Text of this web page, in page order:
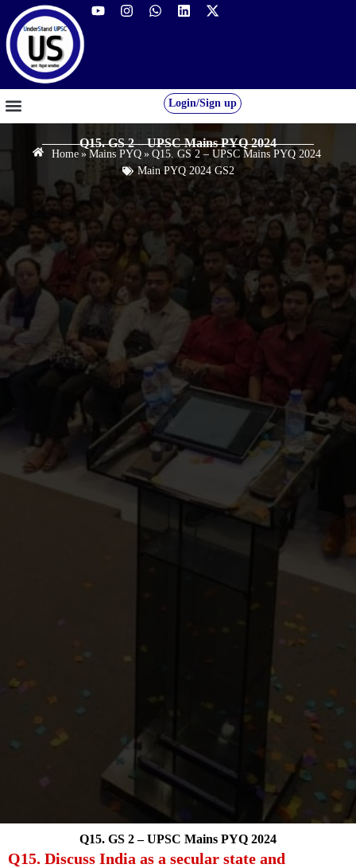
Login/Sign up
Q15. GS 2 – UPSC Mains PYQ 2024
Home » Mains PYQ » Q15. GS 2 – UPSC Mains PYQ 2024
Main PYQ 2024 GS2
Q15. Discuss India as a secular state and
Q15. GS 2 – UPSC Mains PYQ 2024